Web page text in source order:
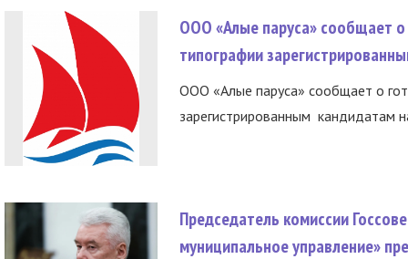
ООО «Алые паруса» сообщает о
типографии
ООО «Алые паруса» сообщает о
зарегистрированным кандидатам
Председатель комиссии
муниципальное управление»